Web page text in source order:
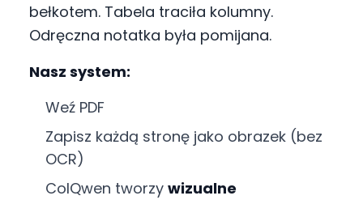
bełkotem. Tabela traciła kolumny.
Odręczna notatka była pomijana.
Nasz system:
Weź PDF
Zapisz każdą stronę jako obrazek (bez
OCR)
ColQwen tworzy wizualne